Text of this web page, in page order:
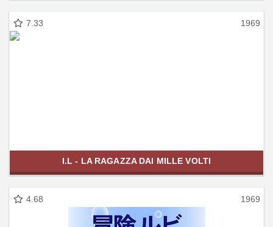
7.33 1969
I.L - LA RAGAZZA DAI MILLE VOLTI
4.68 1969